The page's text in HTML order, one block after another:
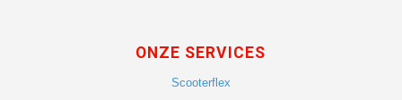
ONZE SERVICES
Scooterflex